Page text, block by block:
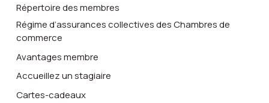
Répertoire des membres
Régime d’assurances collectives des Chambres de
commerce
Avantages membre
Accueillez un stagiaire
Cartes-cadeaux